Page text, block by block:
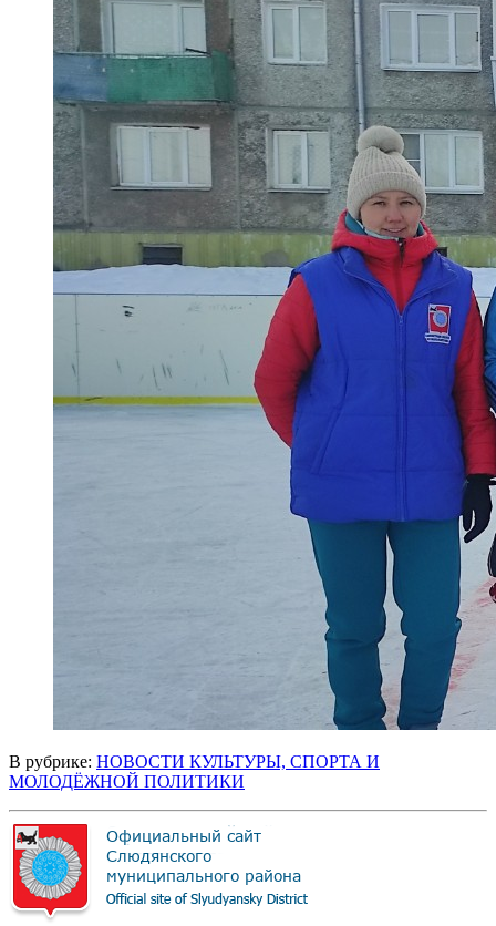
В рубрике: НОВОСТИ КУЛЬТУРЫ, СПОРТА И
МОЛОДЁЖНОЙ ПОЛИТИКИ